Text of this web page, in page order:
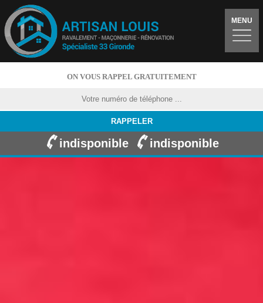
MENU
ON VOUS RAPPEL GRATUITEMENT
indisponible indisponible